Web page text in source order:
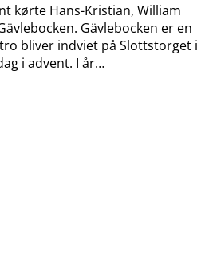
kørte Hans-Kristian, William
Gävlebocken er en
bliver indviet på Slottstorget i
i advent. I år…